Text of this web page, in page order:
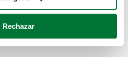
analizándolo activamente
específicas (huellas
sobre cómo se procesan sus
Rechazar